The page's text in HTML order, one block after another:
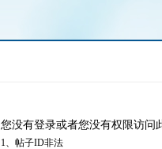
您没有登录或者您没有权限访问
1、帖子ID非法